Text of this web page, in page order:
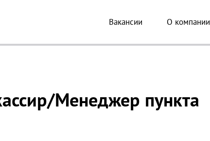
Вакансии О компании
Менеджер пункта